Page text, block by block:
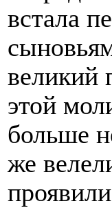
встала
великий
этой
больше
же